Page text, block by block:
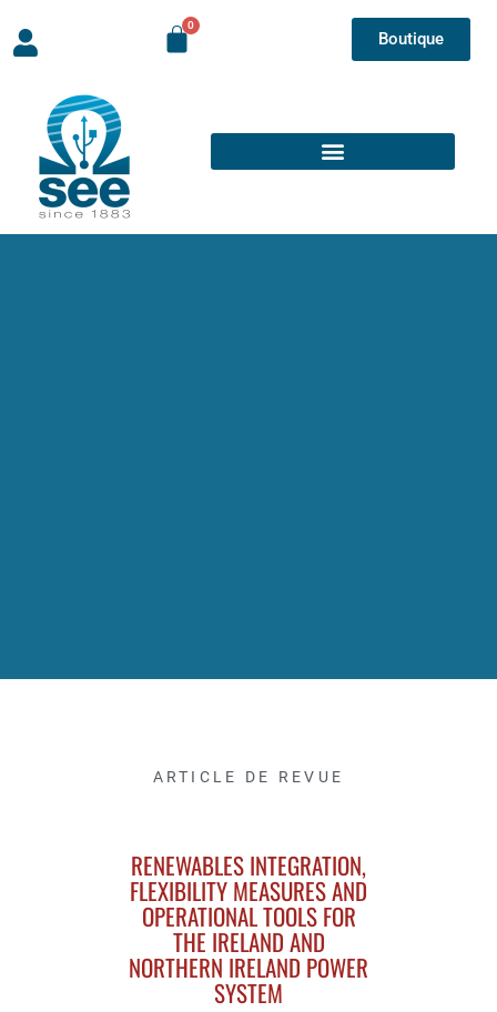
Boutique
ARTICLE DE REVUE
RENEWABLES INTEGRATION,
FLEXIBILITY MEASURES AND
OPERATIONAL TOOLS FOR
THE IRELAND AND
NORTHERN IRELAND POWER
SYSTEM